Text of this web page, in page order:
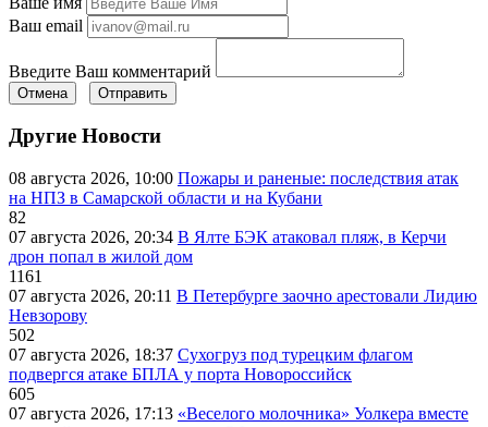
Ваш email
Введите Ваш комментарий
Отмена Отправить
Другие Новости
08 августа 2026, 10:00 Пожары и раненые: последствия атак
на НПЗ в Самарской области и на Кубани
82
07 августа 2026, 20:34 В Ялте БЭК атаковал пляж, в Керчи
дрон попал в жилой дом
1161
07 августа 2026, 20:11 В Петербурге заочно арестовали Лидию
Невзорову
502
07 августа 2026, 18:37 Сухогруз под турецким флагом
подвергся атаке БПЛА у порта Новороссийск
605
07 августа 2026, 17:13 «Веселого молочника» Уолкера вместе